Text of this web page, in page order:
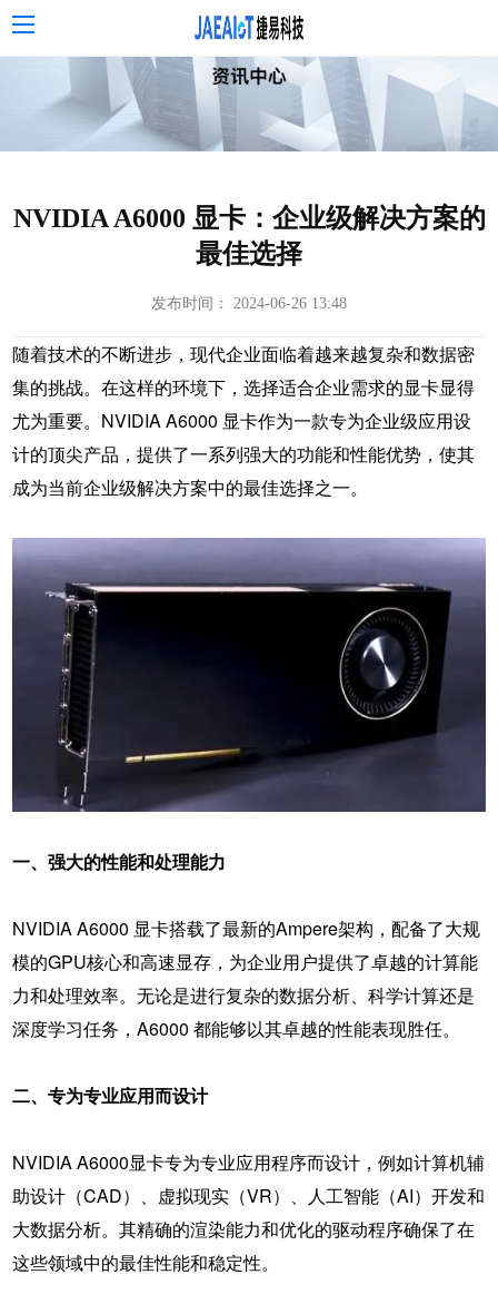
NVIDIA A6000 显卡：企业级解决方案的
最佳选择
发布时间： 2024-06-26 13:48
随着技术的不断进步，现代企业面临着越来越复杂和数据密
集的挑战。在这样的环境下，选择适合企业需求的显卡显得
尤为重要。 NVIDIA A6000 显卡作为一款专为企业级应用设
计的顶尖产品，提供了一系列强大的功能和性能优势，使其
成为当前企业级解决方案中的最佳选择之一。
一、强大的性能和处理能力
NVIDIA A6000 显卡搭载了最新的Ampere架构，配备了大规
模的GPU核心和高速显存，为企业用户提供了卓越的计算能
力和处理效率。无论是进行复杂的数据分析、科学计算还是
深度学习任务，A6000 都能够以其卓越的性能表现胜任。
二、专为专业应用而设计
NVIDIA A6000显卡专为专业应用程序而设计，例如计算机辅
助设计（CAD）、虚拟现实（VR）、人工智能（AI）开发和
大数据分析。其精确的渲染能力和优化的驱动程序确保了在
这些领域中的最佳性能和稳定性。